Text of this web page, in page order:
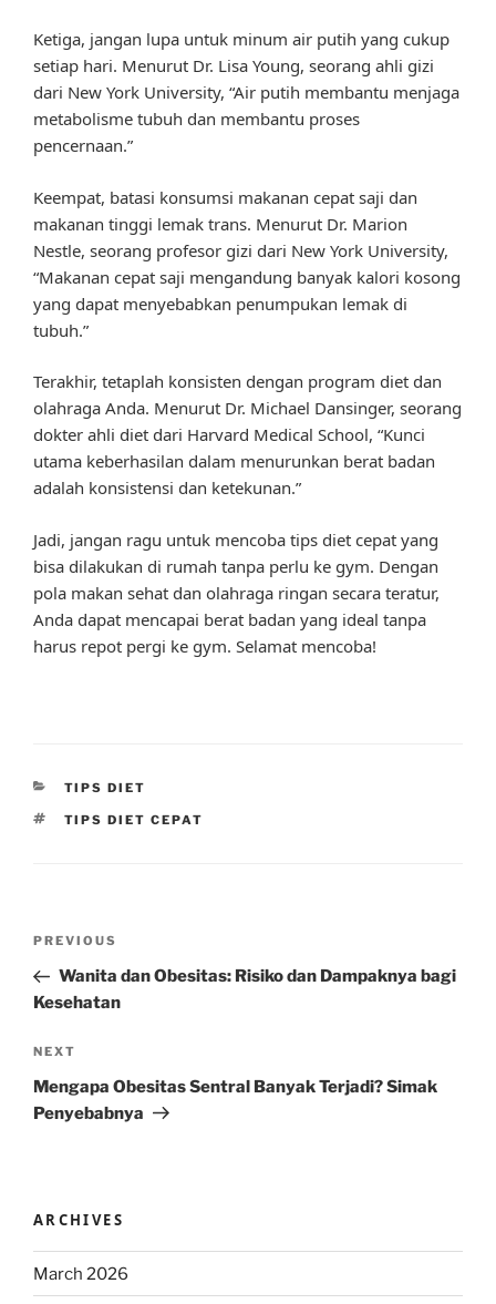
Ketiga, jangan lupa untuk minum air putih yang cukup
setiap hari. Menurut Dr. Lisa Young, seorang ahli gizi
dari New York University, “Air putih membantu menjaga
metabolisme tubuh dan membantu proses
pencernaan.”
Keempat, batasi konsumsi makanan cepat saji dan
makanan tinggi lemak trans. Menurut Dr. Marion
Nestle, seorang profesor gizi dari New York University,
“Makanan cepat saji mengandung banyak kalori kosong
yang dapat menyebabkan penumpukan lemak di
tubuh.”
Terakhir, tetaplah konsisten dengan program diet dan
olahraga Anda. Menurut Dr. Michael Dansinger, seorang
dokter ahli diet dari Harvard Medical School, “Kunci
utama keberhasilan dalam menurunkan berat badan
adalah konsistensi dan ketekunan.”
Jadi, jangan ragu untuk mencoba tips diet cepat yang
bisa dilakukan di rumah tanpa perlu ke gym. Dengan
pola makan sehat dan olahraga ringan secara teratur,
Anda dapat mencapai berat badan yang ideal tanpa
harus repot pergi ke gym. Selamat mencoba!
CATEGORIES
TIPS DIET
TAGS
TIPS DIET CEPAT
Previous
Post
PREVIOUS
Wanita dan Obesitas: Risiko dan Dampaknya bagi
Kesehatan
Next
Post
NEXT
Mengapa Obesitas Sentral Banyak Terjadi? Simak
Penyebabnya
ARCHIVES
March 2026